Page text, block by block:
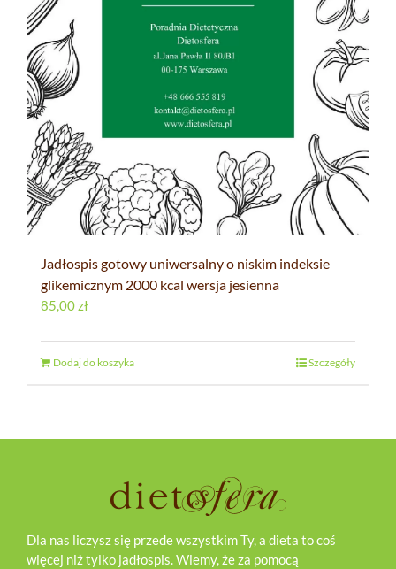
Jadłospis gotowy uniwersalny o niskim indeksie
glikemicznym 2000 kcal wersja jesienna
85,00zł
Dodaj do koszyka Szczegóły
Dla nas liczysz się przede wszystkim Ty, a dieta to coś
więcej niż tylko jadłospis. Wiemy, że za pomocą